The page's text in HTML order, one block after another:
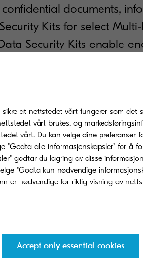
confidential documents,
Kits for select
Security Kits enable
for user
any time
04 Compliance:
Common
Level 3
05 Convenience:
Easy to
at nettstedet vårt fungerer som det
vårt brukes, og
vårt. Du kan velge dine preferanser
"Godta alle informasjonskapsler" for å
godtar du lagring av disse
"Godta kun nødvendige
Accept only essential cookies